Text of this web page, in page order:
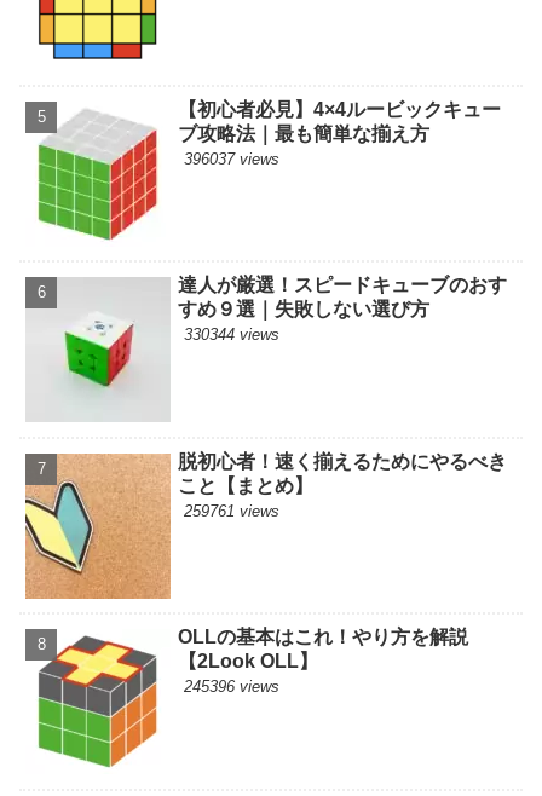
【初心者必見】4×4ルービックキュー
ブ攻略法｜最も簡単な揃え方
396037 views
達人が厳選！スピードキューブのおす
すめ９選｜失敗しない選び方
330344 views
脱初心者！速く揃えるためにやるべき
こと【まとめ】
259761 views
OLLの基本はこれ！やり方を解説
【2Look OLL】
245396 views